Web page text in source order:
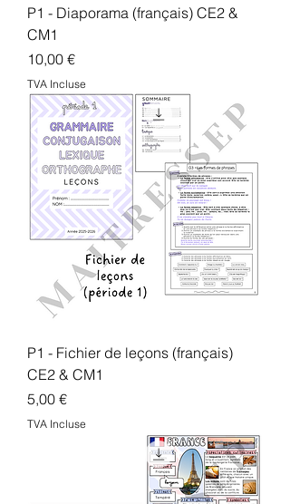
P1 - Diaporama (français) CE2 &
CM1
Prix
10,00 €
TVA Incluse
P1 - Fichier de leçons (français)
CE2 & CM1
Prix
5,00 €
TVA Incluse